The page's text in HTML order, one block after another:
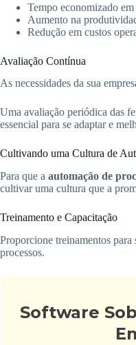
Tempo economizado
Aumento na
Redução em custos
Avaliação Contínua
As necessidades da sua
Uma avaliação periódica das
essencial para se adaptar e
Cultivando uma Cultura de
Para que a automação de
cultivar uma cultura que a
Treinamento e Capacitação
Proporcione treinamentos para
processos.
Software